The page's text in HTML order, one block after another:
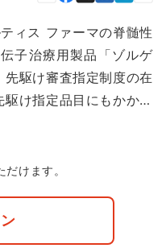
ィス ファーマの脊髄性
子治療用製品「ゾルゲ
駆け審査指定制度の在
駆け指定品目にもかか…
けます。